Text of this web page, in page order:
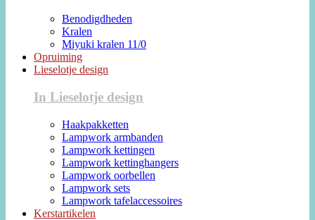
Benodigdheden
Kralen
Miyuki kralen 11/0
Opruiming
Lieselotje design
In Lieselotje design
Haakpakketten
Lampwork armbanden
Lampwork kettingen
Lampwork kettinghangers
Lampwork oorbellen
Lampwork sets
Lampwork tafelaccessoires
Kerstartikelen